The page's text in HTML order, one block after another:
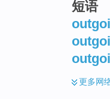
短语
更多网